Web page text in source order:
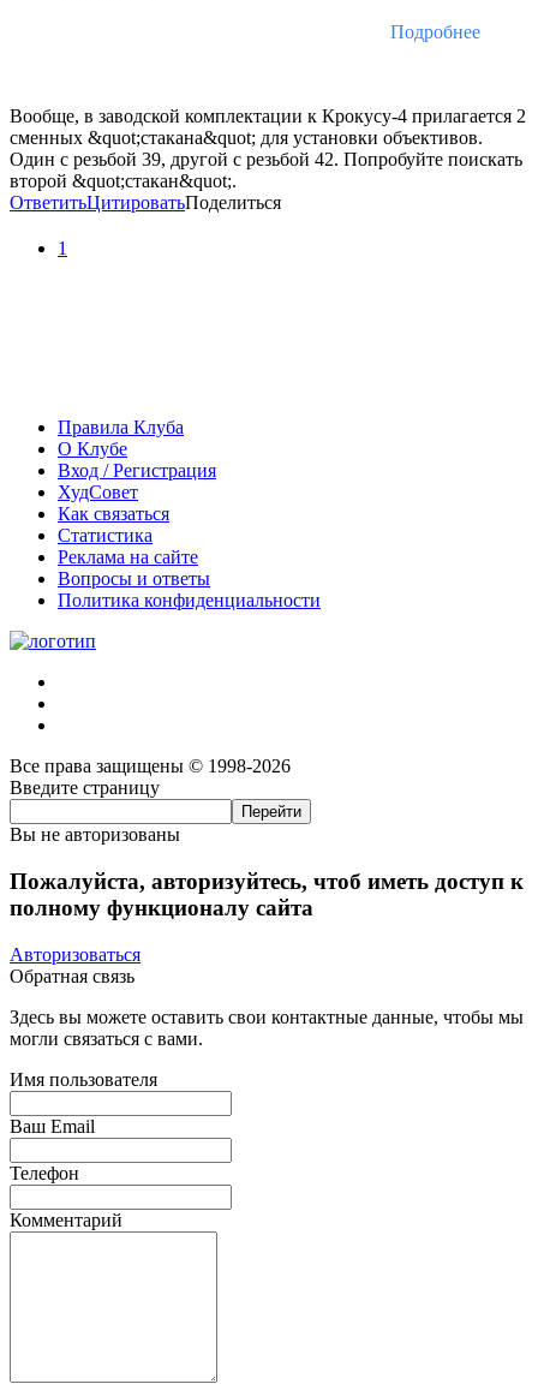
Подробнее
Вообще, в заводской комплектации к Крокусу-4 прилагается 2
сменных &quot;стакана&quot; для установки объективов.
Один с резьбой 39, другой с резьбой 42. Попробуйте поискать
второй &quot;стакан&quot;.
ОтветитьЦитироватьПоделиться
1
Правила Клуба
О Клубе
Вход / Регистрация
ХудСовет
Как связаться
Статистика
Реклама на сайте
Вопросы и ответы
Политика конфиденциальности
Все права защищены © 1998-2026
Введите страницу
Вы не авторизованы
Пожалуйста, авторизуйтесь, чтоб иметь доступ к
полному функционалу сайта
Авторизоваться
Обратная связь
Здесь вы можете оставить свои контактные данные, чтобы мы
могли связаться с вами.
Имя пользователя
Ваш Email
Телефон
Комментарий